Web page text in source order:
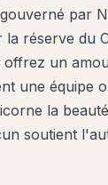
par
réserve du
un
une équipe
la
soutient